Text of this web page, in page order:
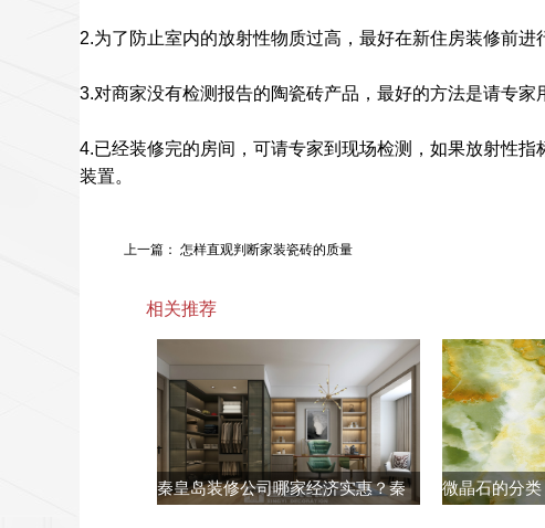
2.为了防止室内的放射性物质过高，最好在新住房装修前
3.对商家没有检测报告的陶瓷砖产品，最好的方法是请专家
4.已经装修完的房间，可请专家到现场检测，如果放射性
装置。
上一篇： 怎样直观判断家装瓷砖的质量
相关推荐
秦皇岛装修公司哪家经济实惠？秦
微晶石的分